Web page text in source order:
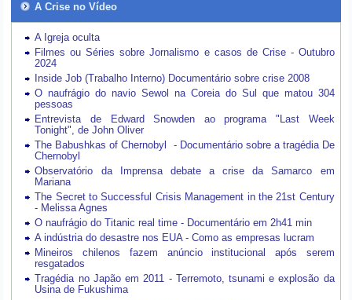
A Crise no Vídeo
A Igreja oculta
Filmes ou Séries sobre Jornalismo e casos de Crise - Outubro
2024
Inside Job (Trabalho Interno) Documentário sobre crise 2008
O naufrágio do navio Sewol na Coreia do Sul que matou 304
pessoas
Entrevista de Edward Snowden ao programa "Last Week
Tonight", de John Oliver
The Babushkas of Chernobyl - Documentário sobre a tragédia De
Chernobyl
Observatório da Imprensa debate a crise da Samarco em
Mariana
The Secret to Successful Crisis Management in the 21st Century
- Melissa Agnes
O naufrágio do Titanic real time - Documentário em 2h41 min
A indústria do desastre nos EUA - Como as empresas lucram
Mineiros chilenos fazem anúncio institucional após serem
resgatados
Tragédia no Japão em 2011 - Terremoto, tsunami e explosão da
Usina de Fukushima